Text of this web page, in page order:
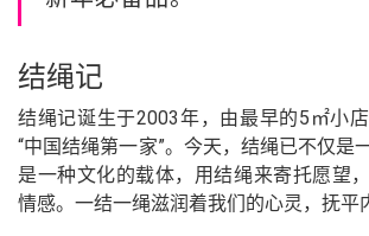
结绳记
结绳记诞生于2003年，由最早的5㎡小
“中国结绳第一家”。今天，结绳已不仅是
是一种文化的载体，用结绳来寄托愿望
情感。一结一绳滋润着我们的心灵，抚平